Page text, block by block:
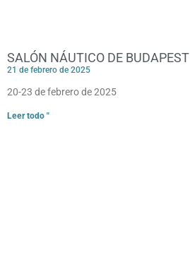
SALÓN NÁUTICO DE BUDAPEST
21 de febrero de 2025
20-23 de febrero de 2025
Leer todo "